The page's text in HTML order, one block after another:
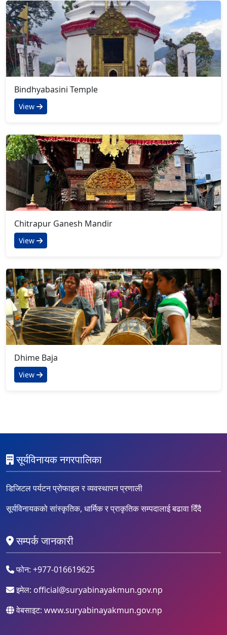
Bindhyabasini Temple
View
Chitrapur Ganesh Mandir
View
Dhime Baja
View
सूर्यविनायक नगरपालिका
डिजिटल पर्यटन प्रोफाइल र व्यवस्थापन प्रणाली
सूर्यविनायकको सांस्कृतिक, धार्मिक र प्राकृतिक सम्पदालाई बढावा दिँदै
सम्पर्क जानकारी
फोन: +977-016619625
इमेल: official@suryabinayakmun.gov.np
वेबसाइट: www.suryabinayakmun.gov.np